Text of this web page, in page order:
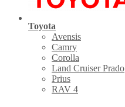
Toyota
Avensis
Camry
Corolla
Land Cruiser Prado
Prius
RAV 4